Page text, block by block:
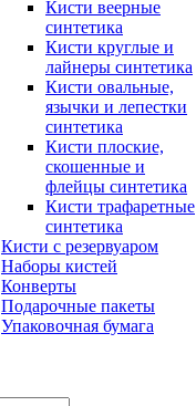
Кисти веерные
синтетика
Кисти круглые и
лайнеры синтетика
Кисти овальные,
язычки и лепестки
синтетика
Кисти плоские,
скошенные и
флейцы синтетика
Кисти трафаретные
синтетика
Кисти с резервуаром
Наборы кистей
Конверты
Подарочные пакеты
Упаковочная бумага